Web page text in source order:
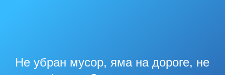
Не убран мусор, яма на дороге, не